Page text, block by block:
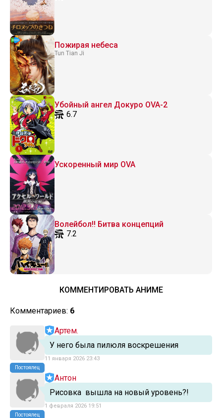
Пожирая небеса
Tun Tian Ji
Убойный ангел Докуро OVA-2
6.7
Ускоренный мир OVA
Волейбол!! Битва концепций
7.2
КОММЕНТИРОВАТЬ АНИМЕ
Комментариев: 6
Постоялец
Артем.
У него была пилюля воскрешения
11 января 2026 23:43
Постоялец
Антон
Рисовка вышла на новый уровень?!
1 февраля 2026 19:51